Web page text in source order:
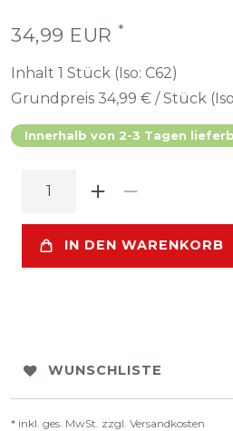
34,99 EUR *
Inhalt 1 Stück (Iso: C62)
Grundpreis 34,99 € / Stück
Innerhalb von 2-3 Tagen
IN DEN WARENKORB
WUNSCHLISTE
* inkl. ges. MwSt. zzgl. Versandkosten